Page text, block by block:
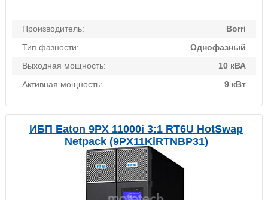
Производитель:
Borri
Тип фазности:
Однофазный
Выходная мощность:
10 кВА
Активная мощность:
9 кВт
ИБП Eaton 9PX 11000i 3:1 RT6U HotSwap
Netpack (9PX11KiRTNBP31)